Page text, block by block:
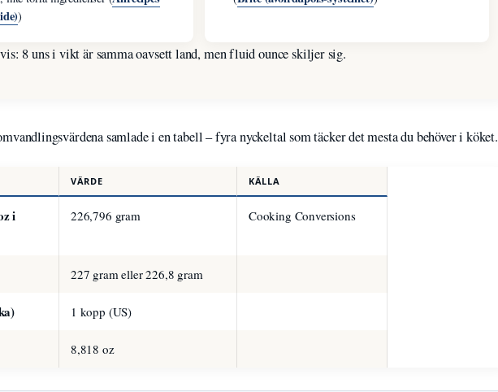
)
8 uns i vikt är samma oavsett land, men fluid ounce skiljer sig.
samlade i en tabell – fyra nyckeltal som täcker det mesta du behöver i köket.
VÄRDE KÄLLA
i
226,796 gram Cooking Conversions
227 gram eller 226,8 gram
1 kopp (US)
8,818 oz